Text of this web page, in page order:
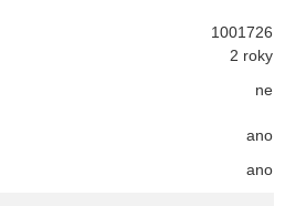
1001726
2 roky
ne
ano
ano